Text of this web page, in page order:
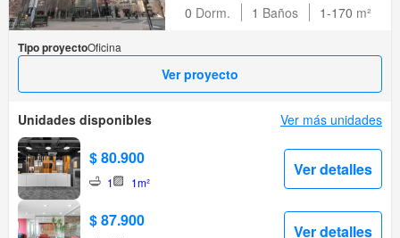
0 Dorm. 1 Baños 1-170 m²
Tipo proyectoOficina
Ver proyecto
Unidades disponibles Ver más unidades
$ 80.900
1 1m²
Ver detalles
$ 87.900
Ver detalles